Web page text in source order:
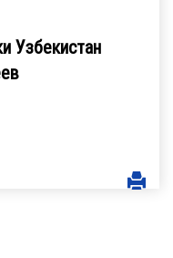
Узбекистан